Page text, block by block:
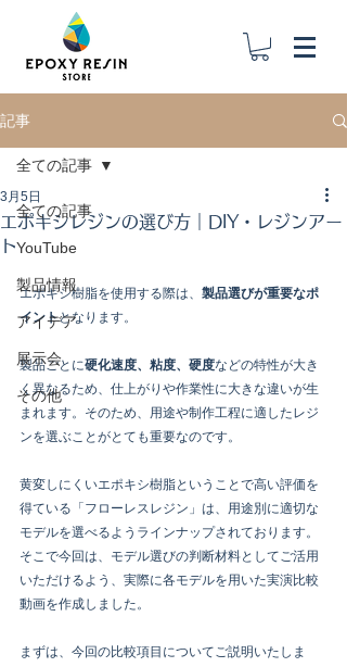
記事
全ての記事
YouTube
製品情報
アイデア
展示会
その他
全ての記事
エポキシレジンの選び方｜DIY・レジンアー
ト
3月5日
エポキシ樹脂を使用する際は、 製品選びが重要なポ
イントとなります。
製品ごとに硬化速度、粘度、硬度などの特性が大き
く異なるため、仕上がりや作業性に大きな違いが生
まれます。そのため、用途や制作工程に適したレジ
ンを選ぶことがとても重要なのです。
黄変しにくいエポキシ樹脂ということで高い評価を
得ている「フローレスレジン」は、用途別に適切な
モデルを選べるようラインナップされております。
そこで今回は、モデル選びの判断材料としてご活用
いただけるよう、実際に各モデルを用いた実演比較
動画を作成しました。
まずは、今回の比較項目についてご説明いたしま